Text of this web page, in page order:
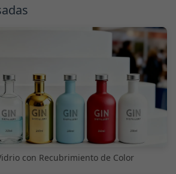
con Recubrimiento de Color